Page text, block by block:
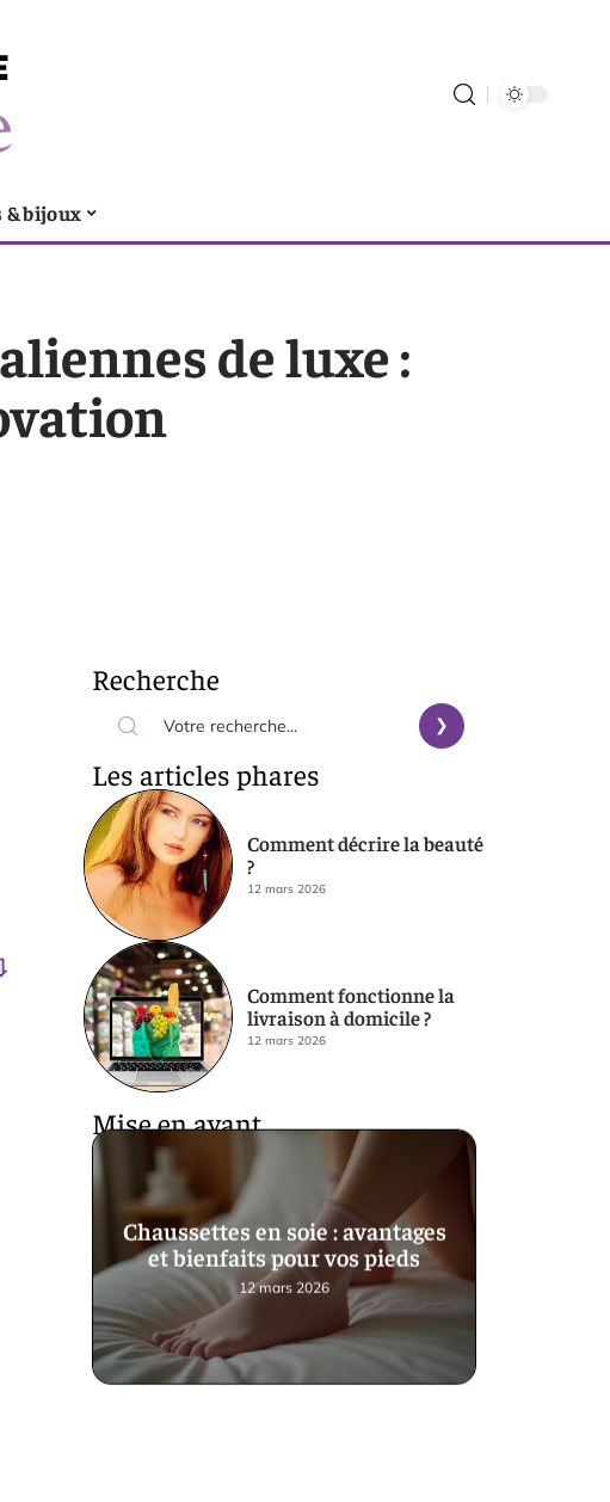
& bijoux
de luxe :
Recherche
Les articles phares
Comment décrire la beauté
?
12 mars 2026
Comment fonctionne la
livraison à domicile ?
12 mars 2026
Mise en avant
Chaussettes en soie : avantages
et bienfaits pour vos pieds
12 mars 2026